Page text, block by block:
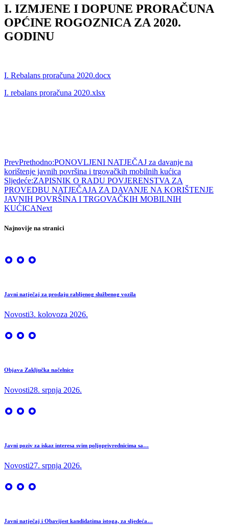
I. IZMJENE I DOPUNE PRORAČUNA
OPĆINE ROGOZNICA ZA 2020.
GODINU
I. Rebalans proračuna 2020.docx
I. rebalans proračuna 2020.xlsx
PrevPrethodno:PONOVLJENI NATJEČAJ za davanje na
korištenje javnih površina i trgovačkih mobilnih kućica
Sljedeće:ZAPISNIK O RADU POVJERENSTVA ZA
PROVEDBU NATJEČAJA ZA DAVANJE NA KORIŠTENJE
JAVNIH POVRŠINA I TRGOVAČKIH MOBILNIH
KUĆICANext
Najnovije na stranici
Javni natječaj za prodaju rabljenog službenog vozila
Novosti3. kolovoza 2026.
Objava Zaključka načelnice
Novosti28. srpnja 2026.
Javni poziv za iskaz interesa svim poljoprivrednicima sa…
Novosti27. srpnja 2026.
Javni natječaj i Obavijest kandidatima istoga, za sljedeća…